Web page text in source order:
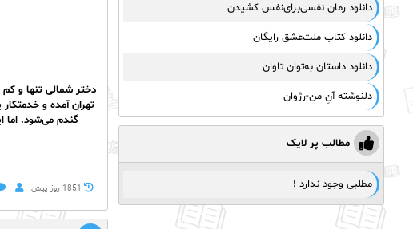
دختر شمالی تنها و
تهران آمده و
گندم می‌شود. اما
1851 روز پيش
دانلود رمان نفسی‌برای‌نفس کشیدن
دانلود کتاب ملت‌عشق رایگان
دانلود داستان به‌توان تاوان
دلنوشته آنِ من-رژوان
مطالب پر لایک
مطلبی وجود ندارد !